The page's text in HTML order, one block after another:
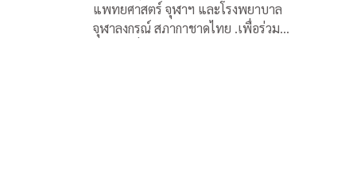
แพทยศาสตร์ จุฬาฯ และโรงพยาบาล
จุฬาลงกรณ์ สภากาชาดไทย .เพื่อร่วมหา